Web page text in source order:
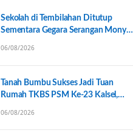
Sekolah di Tembilahan Ditutup
Sementara Gegara Serangan Monyet
06/08/2026
Tanah Bumbu Sukses Jadi Tuan
Rumah TKBS PSM Ke-23 Kalsel,
06/08/2026